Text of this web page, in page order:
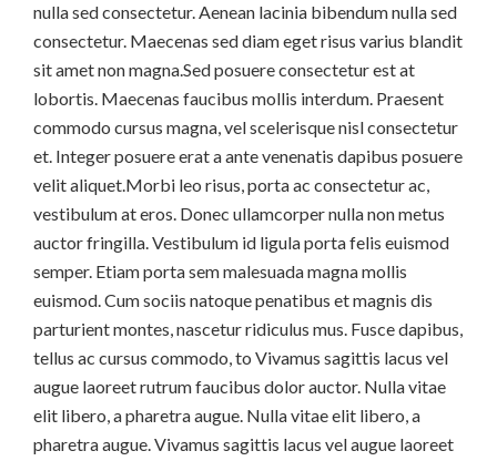
nulla sed consectetur. Aenean lacinia bibendum nulla sed
consectetur. Maecenas sed diam eget risus varius blandit
sit amet non magna.Sed posuere consectetur est at
lobortis. Maecenas faucibus mollis interdum. Praesent
commodo cursus magna, vel scelerisque nisl consectetur
et. Integer posuere erat a ante venenatis dapibus posuere
velit aliquet.Morbi leo risus, porta ac consectetur ac,
vestibulum at eros. Donec ullamcorper nulla non metus
auctor fringilla. Vestibulum id ligula porta felis euismod
semper. Etiam porta sem malesuada magna mollis
euismod. Cum sociis natoque penatibus et magnis dis
parturient montes, nascetur ridiculus mus. Fusce dapibus,
tellus ac cursus commodo, to Vivamus sagittis lacus vel
augue laoreet rutrum faucibus dolor auctor. Nulla vitae
elit libero, a pharetra augue. Nulla vitae elit libero, a
pharetra augue. Vivamus sagittis lacus vel augue laoreet